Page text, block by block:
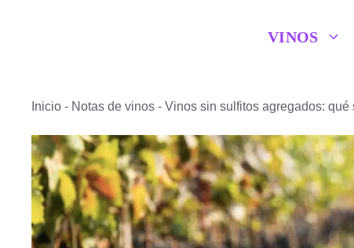
VINOS
Inicio - Notas de vinos - Vinos sin sulfitos agregados: